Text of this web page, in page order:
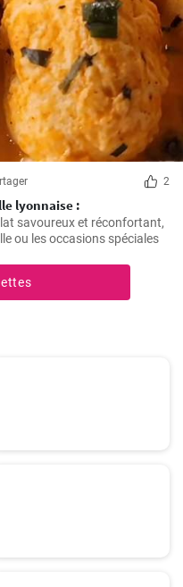
2
lyonnaise :
savoureux et réconfortant,
ou les occasions spéciales